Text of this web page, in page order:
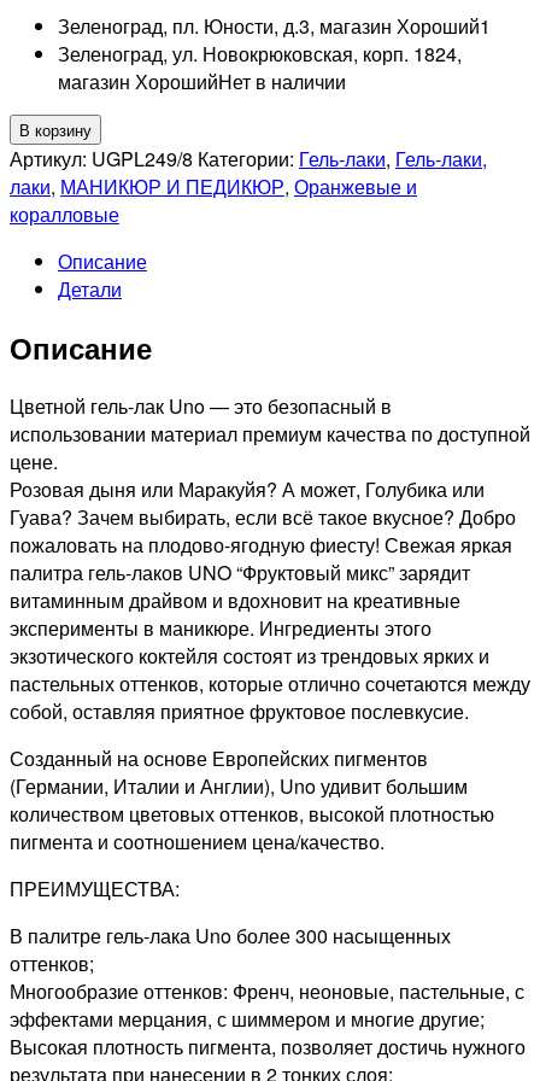
Зеленоград, пл. Юности, д.3, магазин Хороший1
Зеленоград, ул. Новокрюковская, корп. 1824,
магазин ХорошийНет в наличии
Количество
товара
UNO
249
лак
Розовая
-
Melon,
8мл
В корзину
Артикул: UGPL249/8 Категории: Гель-лаки, Гель-лаки,
лаки, МАНИКЮР И ПЕДИКЮР, Оранжевые и
коралловые
Описание
Детали
Описание
Цветной гель-лак Uno — это безопасный в
использовании материал премиум качества по доступной
цене.
Розовая дыня или Маракуйя? А может, Голубика или
Гуава? Зачем выбирать, если всё такое вкусное? Добро
пожаловать на плодово-ягодную фиесту! Свежая яркая
палитра гель-лаков UNO “Фруктовый микс” зарядит
витаминным драйвом и вдохновит на креативные
эксперименты в маникюре. Ингредиенты этого
экзотического коктейля состоят из трендовых ярких и
пастельных оттенков, которые отлично сочетаются между
собой, оставляя приятное фруктовое послевкусие.
Созданный на основе Европейских пигментов
(Германии, Италии и Англии), Uno удивит большим
количеством цветовых оттенков, высокой плотностью
пигмента и соотношением цена/качество.
ПРЕИМУЩЕСТВА:
В палитре гель-лака Uno более 300 насыщенных
оттенков;
Многообразие оттенков: Френч, неоновые, пастельные, с
эффектами мерцания, с шиммером и многие другие;
Высокая плотность пигмента, позволяет достичь нужного
результата при нанесении в 2 тонких слоя;